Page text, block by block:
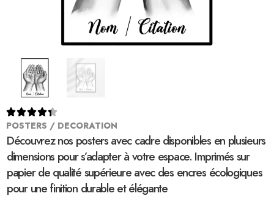

POSTERS / DECORATION
Découvrez nos posters avec cadre disponibles en plusieurs
dimensions pour s’adapter à votre espace. Imprimés sur
papier de qualité supérieure avec des encres écologiques
pour une finition durable et élégante